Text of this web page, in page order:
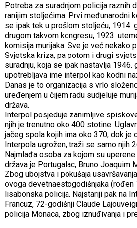
Potreba za suradnjom policija raznih
ranijim stoljećima. Prvi međunarodni
se ipak tek u prošlom stoljeću, 1914.
drugom takvom kongresu, 1923.
komisija murijaka. Sve je već nekako
Svjetska kriza, pa potom i drugi
suradnju, koja se ipak nastavlja 1946.
upotrebljava ime interpol kao kodni
Danas je to organizacija s vrlo
uređenjem u čijem radu sudjeluje
država.
Interpol posjeduje zanimljive
njih je trenutno oko 400 stotine.
jačeg spola kojih ima oko 370, dok je
Interpola ugrožen, traži se samo njih
Najmlađa osoba za kojom su
država je Portugalac, Bruno Joaquim
Zbog ubojstva i pokušaja
ovoga devetnaestogodišnjaka (rođen
lisabonska policija. Najstariji pak na
Francuz, 72-godišnji Claude
policija Monaca, zbog iznuđivanja i